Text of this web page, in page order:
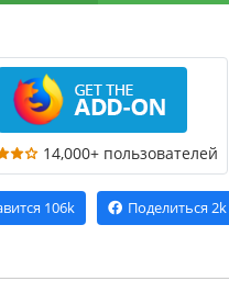
14,000+ пользователей
106k Поделиться 2k